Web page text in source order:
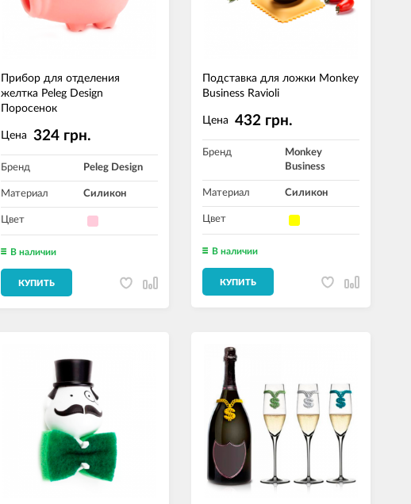
Прибор для отделения
желтка Peleg Design
Поросенок
Цена 324 грн.
Бренд Peleg Design
Материал Силикон
Цвет
В наличии
КУПИТЬ
Подставка для ложки Monkey
Business Ravioli
Цена 432 грн.
Бренд
Monkey
Business
Материал Силикон
Цвет
В наличии
КУПИТЬ